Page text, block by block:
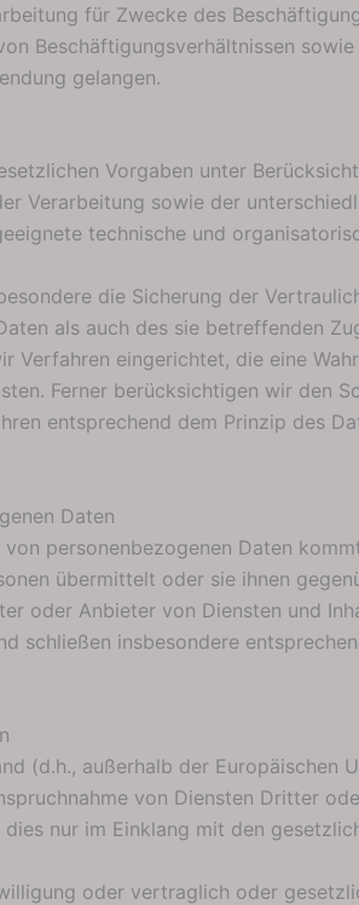
für Zwecke des
Beschäftigungsverhältnissen
gelangen.
Vorgaben unter
Verarbeitung sowie der
technische und
die Sicherung der
als auch des sie betreffenden
Verfahren eingerichtet, die eine
Ferner berücksichtigen wir den
entsprechend dem Prinzip des
Daten
von personenbezogenen Daten
übermittelt oder sie ihnen
oder Anbieter von Diensten und
schließen insbesondere
(d.h., außerhalb der Europäischen
von Diensten Dritter
nur im Einklang mit den
oder vertraglich oder